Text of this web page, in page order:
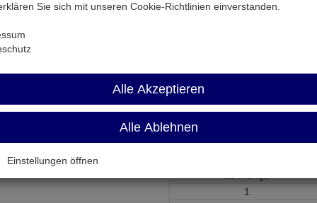
LED3AH7
LED-Abstandhülse f. ø3mm-
1
Sie sich mit unseren Cookie-Richtlinien einverstanden.
Alle Akzeptieren
Alle Ablehnen
Einstellungen öffnen